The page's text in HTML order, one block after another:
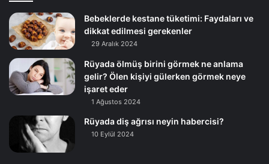
Bebeklerde kestane tüketimi: Faydaları ve
dikkat edilmesi gerekenler
29 Aralık 2024
Rüyada ölmüş birini görmek ne anlama
gelir? Ölen kişiyi gülerken görmek neye
işaret eder
1 Ağustos 2024
Rüyada diş ağrısı neyin habercisi?
10 Eylül 2024